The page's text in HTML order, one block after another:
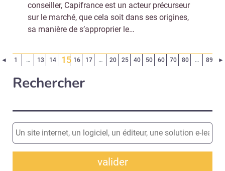
conseiller, Capifrance est un acteur précurseur
sur le marché, que cela soit dans ses origines,
sa manière de s’approprier le…
◄ Page précédente
1 … 13 14
15 16 17 … 20 25 40 50 60 70 80 … 89 ►
Rechercher
valider